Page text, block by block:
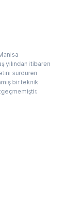
yılından itibaren
sürdüren
bir teknik